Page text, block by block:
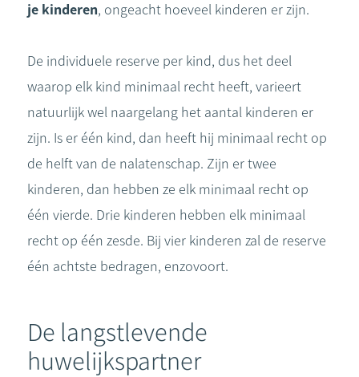
je kinderen, ongeacht hoeveel kinderen er zijn.
De individuele reserve per kind, dus het deel
waarop elk kind minimaal recht heeft, varieert
natuurlijk wel naargelang het aantal kinderen er
zijn. Is er één kind, dan heeft hij minimaal recht op
de helft van de nalatenschap. Zijn er twee
kinderen, dan hebben ze elk minimaal recht op
één vierde. Drie kinderen hebben elk minimaal
recht op één zesde. Bij vier kinderen zal de reserve
één achtste bedragen, enzovoort.
De langstlevende
huwelijkspartner